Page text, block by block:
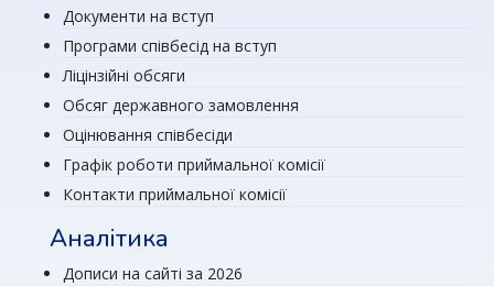
Документи на вступ
Програми співбесід на вступ
Ліцінзійні обсяги
Обсяг державного замовлення
Оцінювання співбесіди
Графік роботи приймальної комісії
Контакти приймальної комісії
Аналітика
Дописи на сайті за 2026